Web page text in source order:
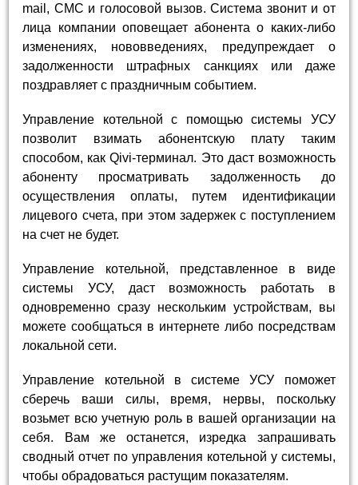
mail, СМС и голосовой вызов. Система звонит и от
лица компании оповещает абонента о каких-либо
изменениях, нововведениях, предупреждает о
задолженности штрафных санкциях или даже
поздравляет с праздничным событием.
Управление котельной с помощью системы УСУ
позволит взимать абонентскую плату таким
способом, как Qivi-терминал. Это даст возможность
абоненту просматривать задолженность до
осуществления оплаты, путем идентификации
лицевого счета, при этом задержек с поступлением
на счет не будет.
Управление котельной, представленное в виде
системы УСУ, даст возможность работать в
одновременно сразу нескольким устройствам, вы
можете сообщаться в интернете либо посредствам
локальной сети.
Управление котельной в системе УСУ поможет
сберечь ваши силы, время, нервы, поскольку
возьмет всю учетную роль в вашей организации на
себя. Вам же останется, изредка запрашивать
сводный отчет по управления котельной у системы,
чтобы обрадоваться растущим показателям.